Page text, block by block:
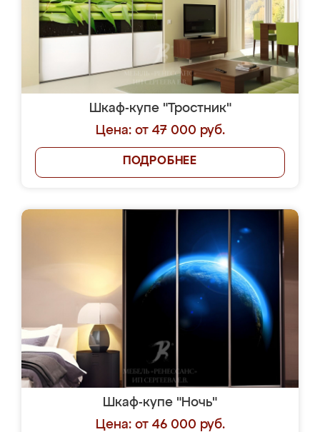
Шкаф-купе "Тростник"
Цена: от 47 000 руб.
ПОДРОБНЕЕ
Шкаф-купе "Ночь"
Цена: от 46 000 руб.